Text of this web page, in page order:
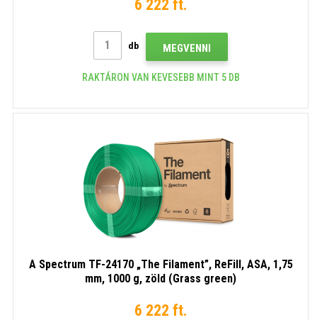
6 222 ft.
db MEGVENNI
RAKTÁRON VAN KEVESEBB MINT 5 DB
A Spectrum TF-24170 „The Filament”, ReFill, ASA, 1,75
mm, 1000 g, zöld (Grass green)
6 222 ft.